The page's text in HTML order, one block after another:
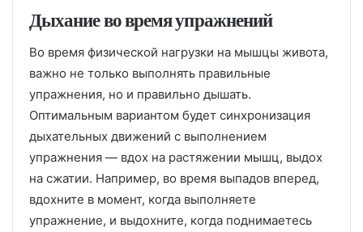
Дыхание во время упражнений
Во время физической нагрузки на мышцы живота,
важно не только выполнять правильные
упражнения, но и правильно дышать.
Оптимальным вариантом будет синхронизация
дыхательных движений с выполнением
упражнения — вдох на растяжении мышц, выдох
на сжатии. Например, во время выпадов вперед,
вдохните в момент, когда выполняете
упражнение, и выдохните, когда поднимаетесь